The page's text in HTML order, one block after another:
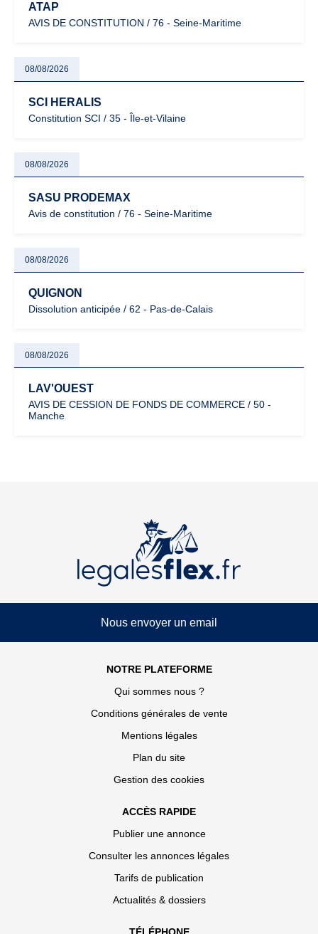
ATAP
AVIS DE CONSTITUTION / 76 - Seine-Maritime
08/08/2026
SCI HERALIS
Constitution SCI / 35 - Île-et-Vilaine
08/08/2026
SASU PRODEMAX
Avis de constitution / 76 - Seine-Maritime
08/08/2026
QUIGNON
Dissolution anticipée / 62 - Pas-de-Calais
08/08/2026
LAV'OUEST
AVIS DE CESSION DE FONDS DE COMMERCE / 50 -
Manche
Nous envoyer un email
NOTRE PLATEFORME
Qui sommes nous ?
Conditions générales de vente
Mentions légales
Plan du site
Gestion des cookies
ACCÈS RAPIDE
Publier une annonce
Consulter les annonces légales
Tarifs de publication
Actualités & dossiers